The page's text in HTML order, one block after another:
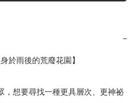
−
於雨後的荒廢花園】
，想要尋找一種更具層次、更神祕